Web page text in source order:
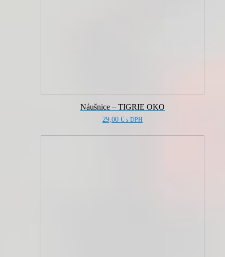
Náušnice – TIGRIE OKO
29,00 € s DPH